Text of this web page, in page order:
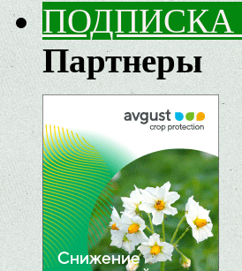
Партнеры